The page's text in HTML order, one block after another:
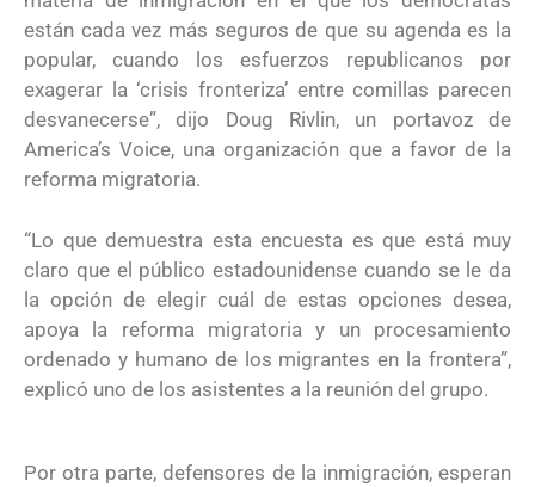
están cada vez más seguros de que su agenda es la
popular, cuando los esfuerzos republicanos por
exagerar la ‘crisis fronteriza’ entre comillas parecen
desvanecerse”, dijo Doug Rivlin, un portavoz de
America’s Voice, una organización que a favor de la
reforma migratoria.
“Lo que demuestra esta encuesta es que está muy
claro que el público estadounidense cuando se le da
la opción de elegir cuál de estas opciones desea,
apoya la reforma migratoria y un procesamiento
ordenado y humano de los migrantes en la frontera”,
explicó uno de los asistentes a la reunión del grupo.
Por otra parte, defensores de la inmigración, esperan